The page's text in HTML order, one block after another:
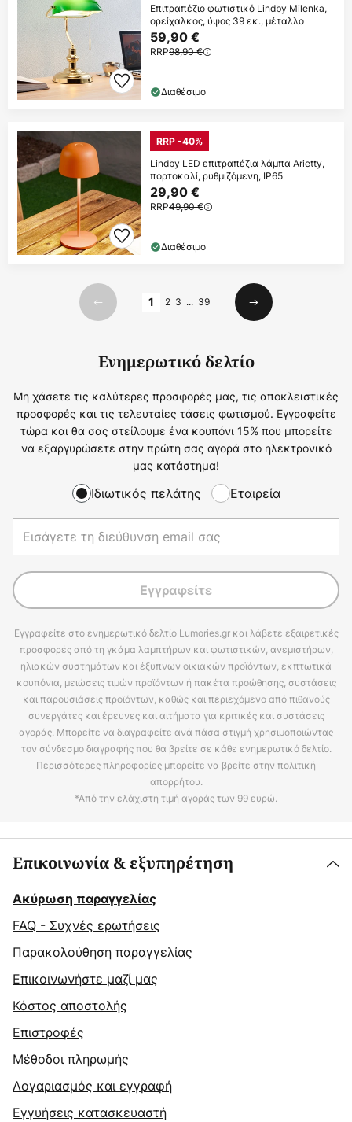
Επιτραπέζιο φωτιστικό Lindby Milenka,
ορείχαλκος, ύψος 39 εκ., μέταλλο
59,90 €
RRP98,90 €
Διαθέσιμο
RRP -40%
Lindby LED επιτραπέζια λάμπα Arietty,
πορτοκαλί, ρυθμιζόμενη, IP65
29,90 €
RRP49,90 €
Διαθέσιμο
Προηγούμενο
1 2 3 ... 39
Επόμενο
Ενημερωτικό δελτίο
Μη χάσετε τις καλύτερες προσφορές μας, τις αποκλειστικές
προσφορές και τις τελευταίες τάσεις φωτισμού. Εγγραφείτε
τώρα και θα σας στείλουμε ένα κουπόνι 15% που μπορείτε
να εξαργυρώσετε στην πρώτη σας αγορά στο ηλεκτρονικό
μας κατάστημα!
Ιδιωτικός πελάτης Εταιρεία
Εγγραφείτε
Εγγραφείτε στο ενημερωτικό δελτίο Lumories.gr και λάβετε εξαιρετικές
προσφορές από τη γκάμα λαμπτήρων και φωτιστικών, ανεμιστήρων,
ηλιακών συστημάτων και έξυπνων οικιακών προϊόντων, εκπτωτικά
κουπόνια, μειώσεις τιμών προϊόντων ή πακέτα προώθησης, συστάσεις
και παρουσιάσεις προϊόντων, καθώς και περιεχόμενο από πιθανούς
συνεργάτες και έρευνες και αιτήματα για κριτικές και συστάσεις
αγοράς. Μπορείτε να διαγραφείτε ανά πάσα στιγμή χρησιμοποιώντας
τον σύνδεσμο διαγραφής που θα βρείτε σε κάθε ενημερωτικό δελτίο.
Περισσότερες πληροφορίες μπορείτε να βρείτε στην πολιτική
απορρήτου.
*Από την ελάχιστη τιμή αγοράς των 99 ευρώ.
Επικοινωνία & εξυπηρέτηση
Ακύρωση παραγγελίας
FAQ - Συχνές ερωτήσεις
Παρακολούθηση παραγγελίας
Επικοινωνήστε μαζί μας
Κόστος αποστολής
Επιστροφές
Μέθοδοι πληρωμής
Λογαριασμός και εγγραφή
Εγγυήσεις κατασκευαστή